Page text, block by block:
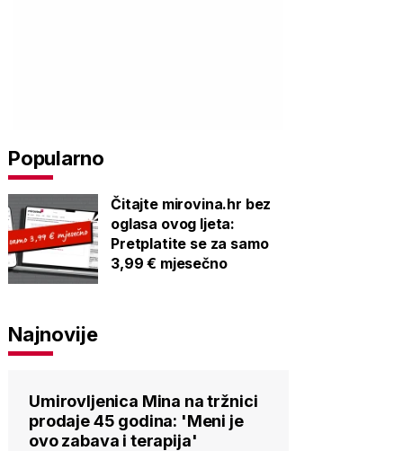
Popularno
Čitajte mirovina.hr bez
oglasa ovog ljeta:
Pretplatite se za samo
3,99 € mjesečno
Najnovije
Umirovljenica Mina na tržnici
prodaje 45 godina: 'Meni je
ovo zabava i terapija'